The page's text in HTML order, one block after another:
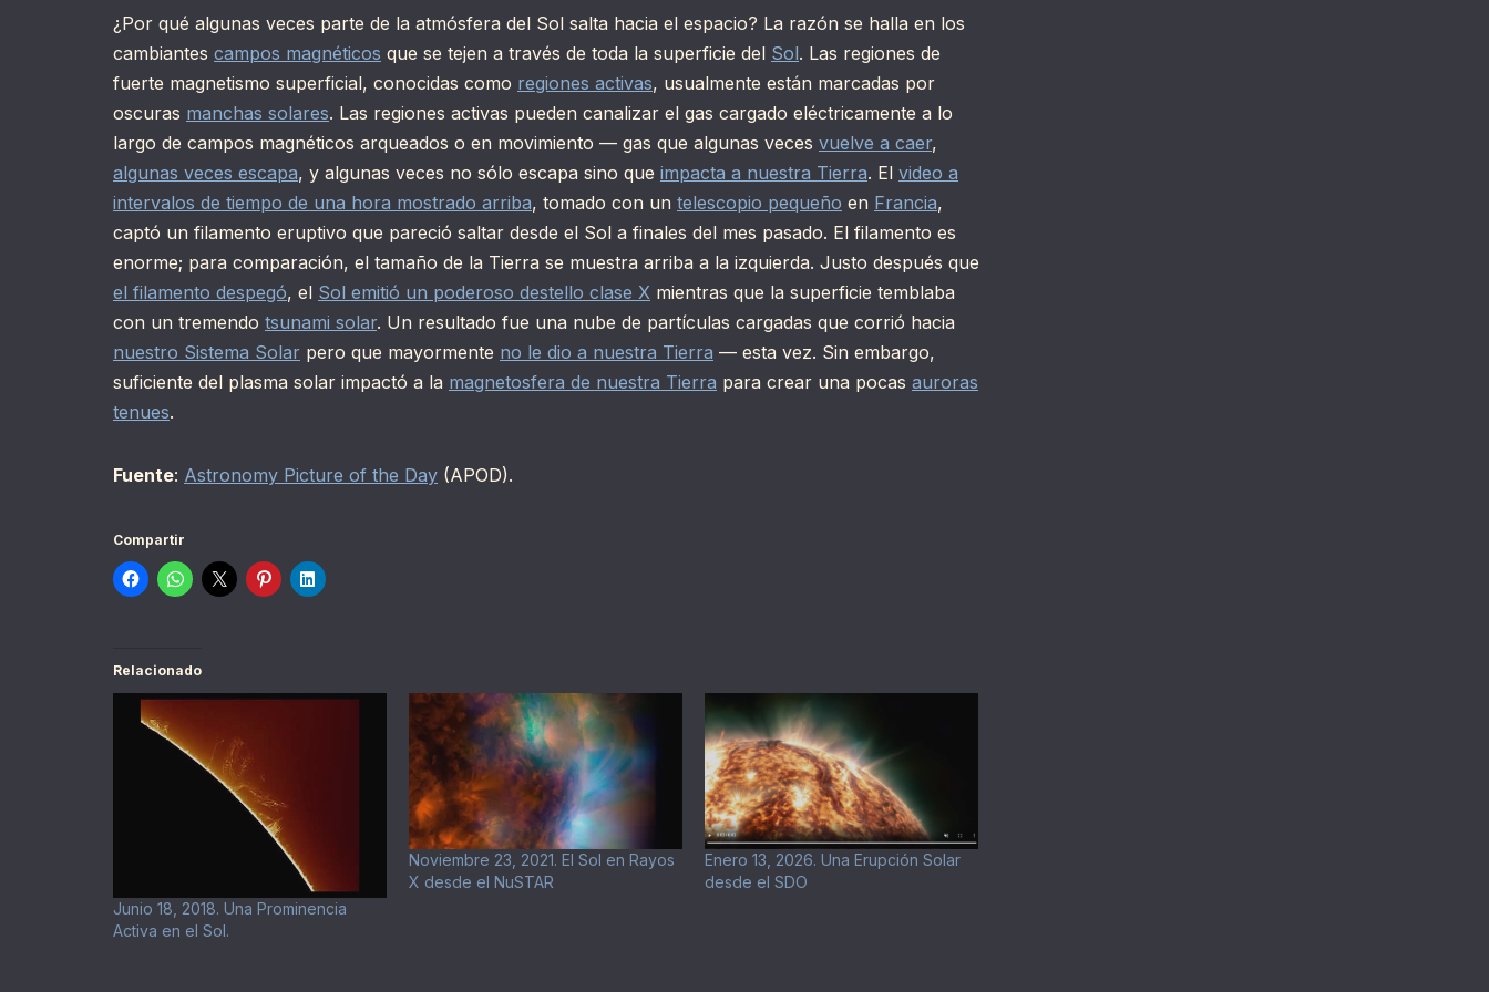
¿Por qué algunas veces parte de la atmósfera del Sol salta hacia el espacio? La razón se halla en los
cambiantes campos magnéticos que se tejen a través de toda la superficie del Sol. Las regiones de
fuerte magnetismo superficial, conocidas como regiones activas, usualmente están marcadas por
oscuras manchas solares. Las regiones activas pueden canalizar el gas cargado eléctricamente a lo
largo de campos magnéticos arqueados o en movimiento — gas que algunas veces vuelve a caer,
algunas veces escapa, y algunas veces no sólo escapa sino que impacta a nuestra Tierra. El video a
intervalos de tiempo de una hora mostrado arriba, tomado con un telescopio pequeño en Francia,
captó un filamento eruptivo que pareció saltar desde el Sol a finales del mes pasado. El filamento es
enorme; para comparación, el tamaño de la Tierra se muestra arriba a la izquierda. Justo después que
el filamento despegó, el Sol emitió un poderoso destello clase X mientras que la superficie temblaba
con un tremendo tsunami solar. Un resultado fue una nube de partículas cargadas que corrió hacia
nuestro Sistema Solar pero que mayormente no le dio a nuestra Tierra — esta vez. Sin embargo,
suficiente del plasma solar impactó a la magnetosfera de nuestra Tierra para crear una pocas auroras
tenues.
Fuente: Astronomy Picture of the Day (APOD).
Compartir
Relacionado
Junio 18, 2018. Una Prominencia
Activa en el Sol.
Noviembre 23, 2021. El Sol en Rayos
X desde el NuSTAR
Enero 13, 2026. Una Erupción Solar
desde el SDO